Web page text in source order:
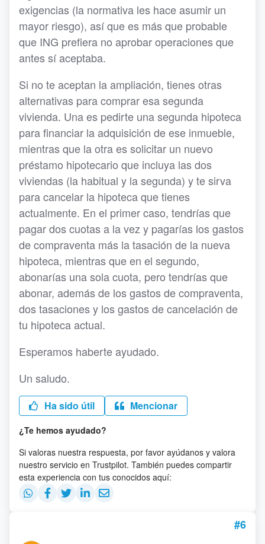
exigencias (la normativa les hace asumir un
mayor riesgo), así que es más que probable
que ING prefiera no aprobar operaciones que
antes sí aceptaba.
Si no te aceptan la ampliación, tienes otras
alternativas para comprar esa segunda
vivienda. Una es pedirte una segunda hipoteca
para financiar la adquisición de ese inmueble,
mientras que la otra es solicitar un nuevo
préstamo hipotecario que incluya las dos
viviendas (la habitual y la segunda) y te sirva
para cancelar la hipoteca que tienes
actualmente. En el primer caso, tendrías que
pagar dos cuotas a la vez y pagarías los gastos
de compraventa más la tasación de la nueva
hipoteca, mientras que en el segundo,
abonarías una sola cuota, pero tendrías que
abonar, además de los gastos de compraventa,
dos tasaciones y los gastos de cancelación de
tu hipoteca actual.
Esperamos haberte ayudado.
Un saludo.
Ha sido útil Mencionar
¿Te hemos ayudado?
Si valoras nuestra respuesta, por favor ayúdanos y valora
nuestro servicio en Trustpilot. También puedes compartir
esta experiencia con tus conocidos aquí:
#6